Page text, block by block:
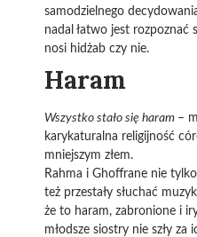
samodzielnego
nadal łatwo jest
nosi hidżab czy nie.
Haram
Wszystko stało się haram –
karykaturalna religijność
mniejszym złem.
Rahma i Ghoffrane nie tylko
też przestały słuchać
że to haram, zabronione i
młodsze siostry nie szły za